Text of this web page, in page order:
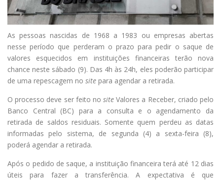
As pessoas nascidas de 1968 a 1983 ou empresas abertas
nesse período que perderam o prazo para pedir o saque de
valores esquecidos em instituições financeiras terão nova
chance neste sábado (9). Das 4h às 24h, eles poderão participar
de uma repescagem no site para agendar a retirada.
O processo deve ser feito nosite Valores a Receber, criado pelo
Banco Central (BC) para a consulta e o agendamento da
retirada de saldos residuais. Somente quem perdeu as datas
informadas pelo sistema, de segunda (4) a sexta-feira (8),
poderá agendar a retirada.
Após o pedido de saque, a instituição financeira terá até 12 dias
úteis para fazer a transferência. A expectativa é que